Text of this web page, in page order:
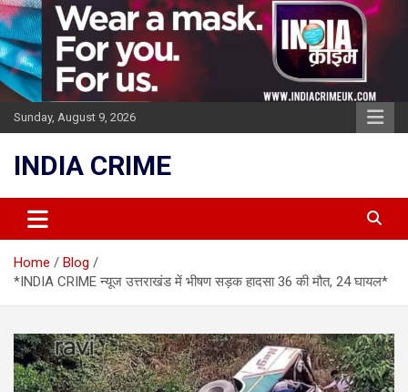
Skip
to
content
Sunday, August 9, 2026
INDIA CRIME
Home
Blog
*INDIA CRIME न्यूज उत्तराखंड में भीषण सड़क हादसा 36 की मौत, 24 घायल*